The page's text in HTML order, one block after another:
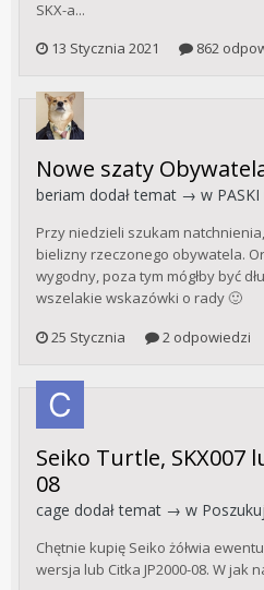
SKX-a...
13 Stycznia 2021
862
Nowe szaty
beriam dodał temat → w
Przy niedzieli szukam
bielizny rzeczonego obywatela.
wygodny, poza tym mógłby być
wszelakie wskazówki o rady 🙂
25 Stycznia
2 odpowiedzi
Seiko Turtle, SKX007
08
cage dodał temat → w
Chętnie kupię Seiko żółwia
wersja lub Citka JP2000-08. W jak